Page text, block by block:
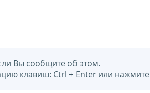
Вы сообщите об этом.
клавиш: Ctrl + Enter или нажмите